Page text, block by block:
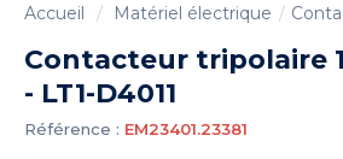
Accueil Matériel électrique
Contacteur tripolaire
- LT1-D4011
Référence : EM23401.23381